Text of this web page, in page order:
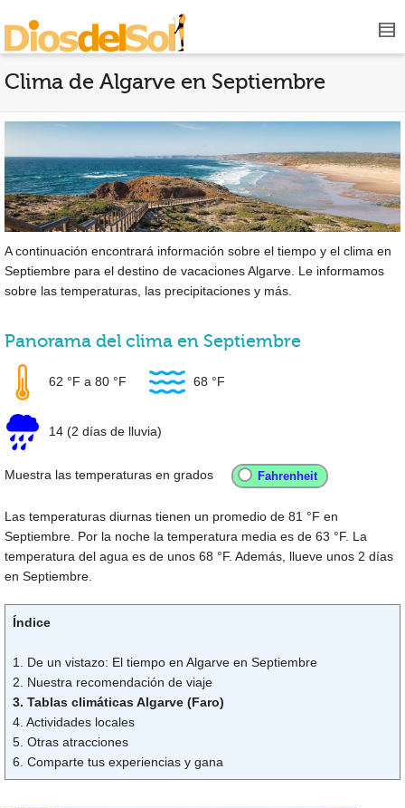
Clima de Algarve en Septiembre
A continuación encontrará información sobre el tiempo y el clima en
Septiembre para el destino de vacaciones Algarve. Le informamos
sobre las temperaturas, las precipitaciones y más.
Panorama del clima en Septiembre
62 °F a 80 °F 68 °F
14 (2 días de lluvia)
Muestra las temperaturas en grados
Las temperaturas diurnas tienen un promedio de 81 °F en
Septiembre. Por la noche la temperatura media es de 63 °F. La
temperatura del agua es de unos 68 °F. Además, llueve unos 2 días
en Septiembre.
Índice
1. De un vistazo: El tiempo en Algarve en Septiembre
2. Nuestra recomendación de viaje
3. Tablas climáticas Algarve (Faro)
4. Actividades locales
5. Otras atracciones
6. Comparte tus experiencias y gana